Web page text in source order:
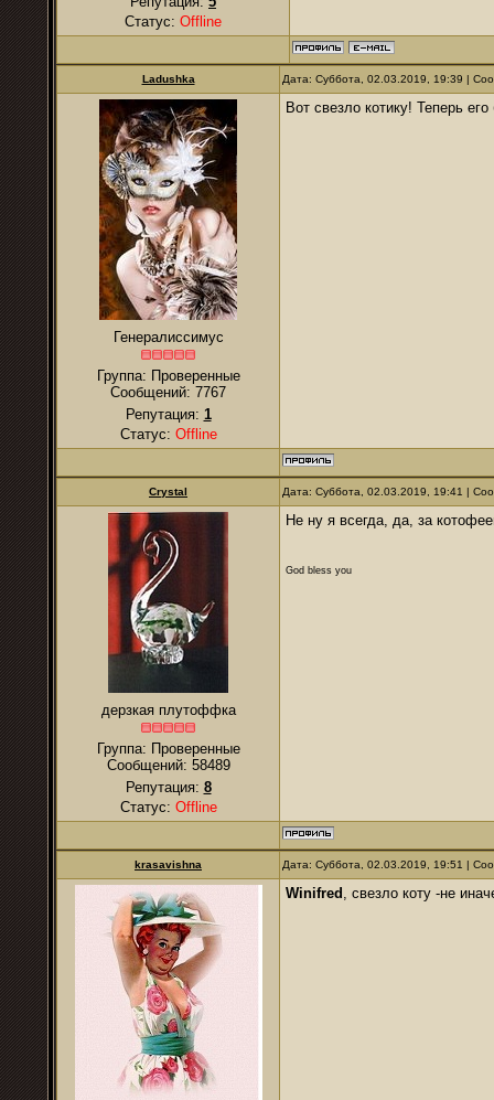
Статус: Offline
Ladushka Дата: Суббота, 02.03.2019, 19:39 |
Генералиссимус
Группа: Проверенные
Сообщений: 7767
Репутация: 1
Статус: Offline
Вот свезло котику! Теперь
Crystal Дата: Суббота, 02.03.2019, 19:41 |
дерзкая плутоффка
Группа: Проверенные
Сообщений: 58489
Репутация: 8
Статус: Offline
Не ну я всегда, да, за
God bless you
krasavishna Дата: Суббота, 02.03.2019, 19:51 |
Winifred , свезло коту -не